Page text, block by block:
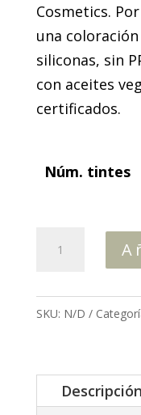
Cosmetics.
una
siliconas, sin
con aceites
certificados.
Núm. tintes
SKU: N/D
Descripción